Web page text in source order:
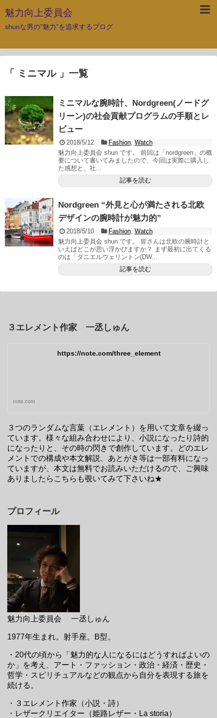
魅力向上委員会
shunな男の"魅力"を追求するブログ
「 ミニマル 」一覧
ミニマルな腕時計、Nordgreen(ノードグ
リーン)の社会貢献プログラムの手順とレ
ビュー
2018/5/12 Fashion, Watch
魅力向上委員会 shun です。 前回は「nordgreen」の概
要について書いてみましたので、今回は実際に購入し
た感想と、社...
記事を読む
Nordgreen “外見と心が満たされる北欧
デザインの腕時計が魅力的”
2018/5/10 Fashion, Watch
魅力向上委員会 shun です。 皆さんは北欧の腕時計と
いえばどこが思い浮かびますか？ まず最初に出てくる
のは「ダニエルウェリントン(DW...
記事を読む
３エレメント作家 一丞しゅん
https://note.com/three_element
note.com
３つのランダムな言葉（エレメント）を用いて文章を綴っ
ています。様々な組み合わせにより、小説になったり詩的
になったりと、その時の閃きで創作しています。どのエレ
メントでの構成や本文解説、あとがき等は一部有料になっ
ていますが、本文は無料でお読みいただけるので、ご興味
ありましたらこちらも覗いてみて下さいね★
プロフィール
魅力向上委員会 一丞しゅん
1977年生まれ。射手座。B型。
・20代の頃から「魅力的な人になるにはどうすればよいの
か」を考え、アート・ファッション・政治・経済・歴史・
哲学・スピリチュアルなどの観点から自分を表現する旅を
続ける。
・３エレメント作家（小説・詩）
・レザークリエイター（姫路レザー・La storia）